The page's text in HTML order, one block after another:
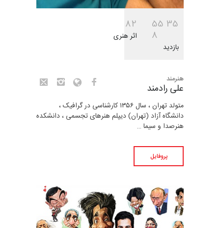
55 35
8
بازدید
82
اثر هنری
هنرمند
علی رادمند
متولد تهران ، سال ۱۳۵۶ کارشناسی در گرافیک ،
دانشگاه آزاد (تهران) دیپلم هنرهای تجسمی ، دانشکده
هنرصدا و سیما …
پروفایل